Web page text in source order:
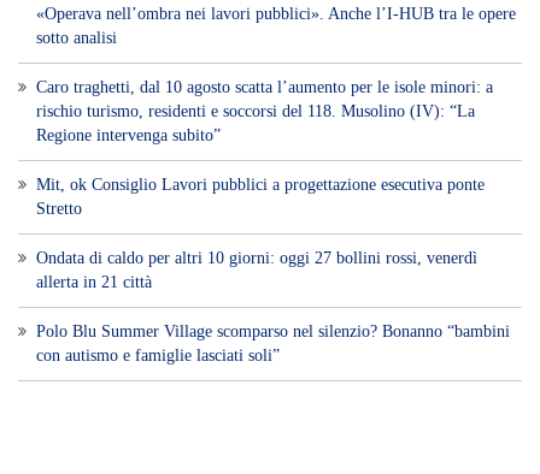
«Operava nell’ombra nei lavori pubblici». Anche l’I-HUB tra le opere
sotto analisi
Caro traghetti, dal 10 agosto scatta l’aumento per le isole minori: a
rischio turismo, residenti e soccorsi del 118. Musolino (IV): “La
Regione intervenga subito”
Mit, ok Consiglio Lavori pubblici a progettazione esecutiva ponte
Stretto
Ondata di caldo per altri 10 giorni: oggi 27 bollini rossi, venerdì
allerta in 21 città
Polo Blu Summer Village scomparso nel silenzio? Bonanno “bambini
con autismo e famiglie lasciati soli”